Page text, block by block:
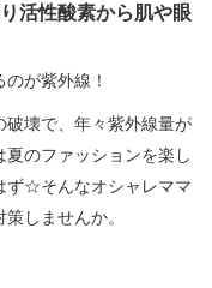
活性酸素から肌や眼
が紫外線！
壊で、年々紫外線量が
のファッションを楽し
ず☆そんなオシャレママ
しませんか。